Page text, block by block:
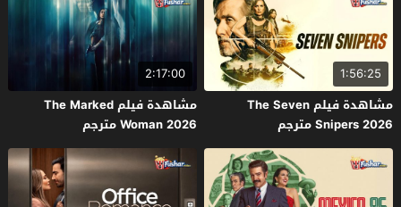
1:56:25
مشاهدة فيلم The Seven
Snipers 2026 مترجم
2:17:00
مشاهدة فيلم The Marked
Woman 2026 مترجم